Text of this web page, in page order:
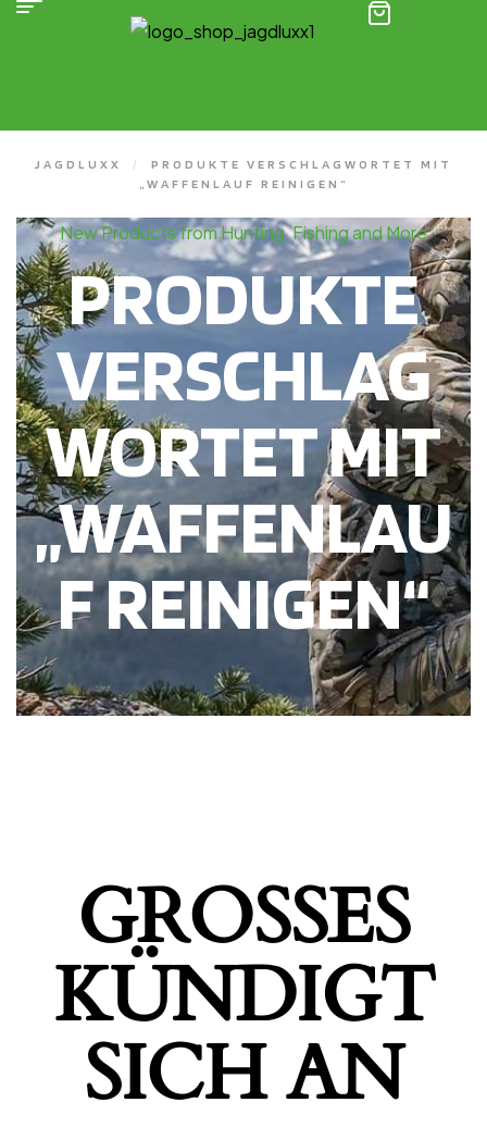
JAGDLUXX /
PRODUKTE VERSCHLAGWORTET MIT
„WAFFENLAUF REINIGEN“
New Products from Hunting, Fishing and More
PRODUKTE
VERSCHLAG
WORTET MIT
„WAFFENLAU
F REINIGEN“
GROSSES K
ÜNDIGT S
ICH AN